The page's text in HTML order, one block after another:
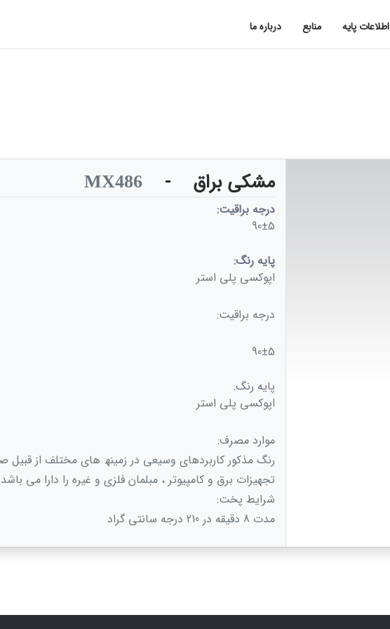
اطلاعات پایه منابع درباره ما
مشکی براق -
MX486
درجه براقیت:
90±5
پایه رنگ:
اپوکسی پلی استر
درجه براقیت:
90±5
پایه رنگ:
اپوکسی پلی استر
موارد مصرف:
رنگ مذکور کاربردھای وسیعی در زمینھ ھای مختلف از قبیل
تجھیزات برق و کامپیوتر ، مبلمان فلزی و غیره را دارا می باشد
شرایط پخت:
مدت 8 دقیقه در 210 درجه سانتی گراد